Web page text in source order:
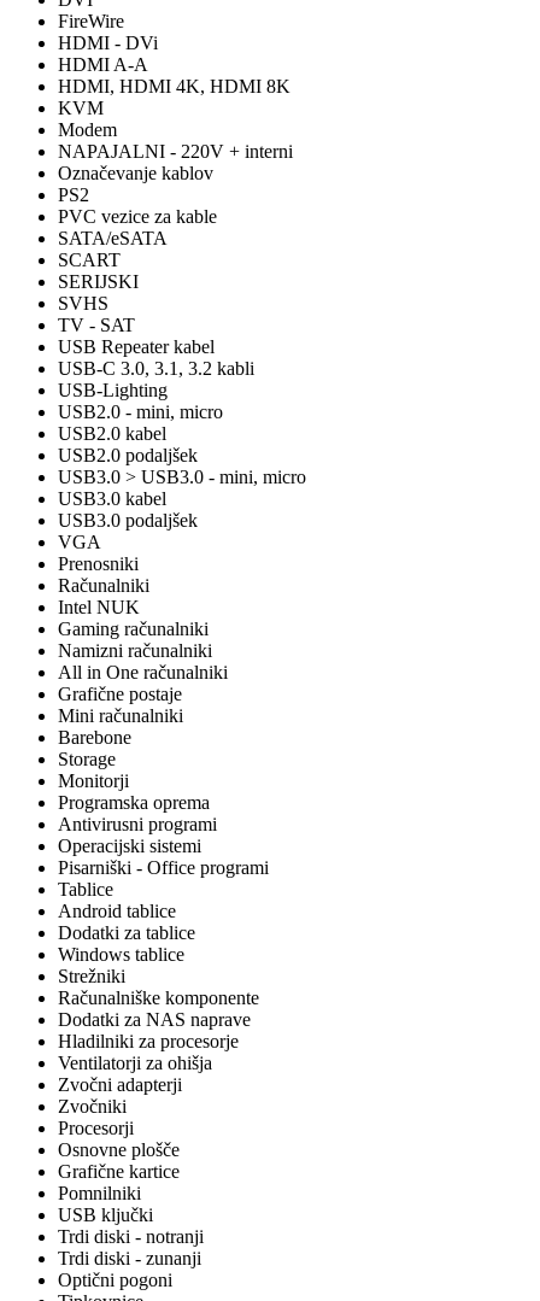
FireWire
HDMI - DVi
HDMI A-A
HDMI, HDMI 4K, HDMI 8K
KVM
Modem
NAPAJALNI - 220V + interni
Označevanje kablov
PS2
PVC vezice za kable
SATA/eSATA
SCART
SERIJSKI
SVHS
TV - SAT
USB Repeater kabel
USB-C 3.0, 3.1, 3.2 kabli
USB-Lighting
USB2.0 - mini, micro
USB2.0 kabel
USB2.0 podaljšek
USB3.0 > USB3.0 - mini, micro
USB3.0 kabel
USB3.0 podaljšek
VGA
Prenosniki
Računalniki
Intel NUK
Gaming računalniki
Namizni računalniki
All in One računalniki
Grafične postaje
Mini računalniki
Barebone
Storage
Monitorji
Programska oprema
Antivirusni programi
Operacijski sistemi
Pisarniški - Office programi
Tablice
Android tablice
Dodatki za tablice
Windows tablice
Strežniki
Računalniške komponente
Dodatki za NAS naprave
Hladilniki za procesorje
Ventilatorji za ohišja
Zvočni adapterji
Zvočniki
Procesorji
Osnovne plošče
Grafične kartice
Pomnilniki
USB ključki
Trdi diski - notranji
Trdi diski - zunanji
Optični pogoni